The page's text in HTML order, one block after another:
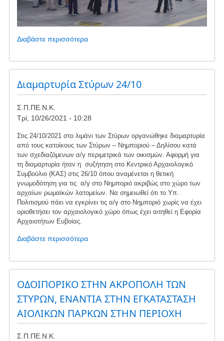
Διαβάστε περισσότεραγια
ΚΙΝΗΤΟΠΟΙΗΣΗ
ΣΤΟ
ΛΙΜΑΝΙ
ΤΩΝ
ΣΤΗΝ
ΕΓΚΑΤΑΣΤΑΣΗ
ΑΙΟΛΙΚΩΝ
ΠΑΡΚΩΝ
ΣΤΗΝ
ΠΕΡΙΟΧΗ
Διαμαρτυρία Στύρων 24/10
Σ.Π.ΠΕ.Ν.Κ.
Τρί, 10/26/2021 - 10:28
Στις 24/10/2021 στο λιμάνι των Στύρων οργανώθηκε διαμαρτυρία
από τους κατοίκους των Στύρων – Νημποριού – Δηλίσου κατά
των σχεδιαζόμενων α/γ περιμετρικά των οικισμών. Αφορμή για
τη διαμαρτυρία ήταν η συζήτηση στο Κεντρικό Αρχαιολογικό
Συμβούλιο (ΚΑΣ) στις 26/10 όπου αναμένεται η θετική
γνωμοδότηση για τις α/γ στο Νημποριό ακριβώς στο χώρο των
αρχαίων ρωμαϊκών λατομείων. Να σημειωθεί ότι το Υπ.
Πολιτισμού πάει να εγκρίνει τις α/γ στο Νημποριό χωρίς να έχει
οριοθετήσει τον αρχαιολογικό χώρο όπως έχει αιτηθεί η Εφορία
Αρχαιοτήτων Ευβοίας.
Διαβάστε περισσότεραγια
Διαμαρτυρία
Στύρων
24/10
ΟΔΟΙΠΟΡΙΚΟ ΣΤΗΝ ΑΚΡΟΠΟΛΗ ΤΩΝ
ΣΤΥΡΩΝ, ΕΝΑΝΤΙΑ ΣΤΗΝ ΕΓΚΑΤΑΣΤΑΣΗ
ΑΙΟΛΙΚΩΝ ΠΑΡΚΩΝ ΣΤΗΝ ΠΕΡΙΟΧΗ
Σ.Π.ΠΕ.Ν.Κ.